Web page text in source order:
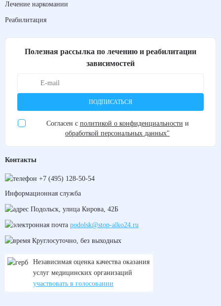
Лечение наркомании
Реабилитация
Полезная рассылка по лечению и реабилитации
зависимостей
ПОДПИСАТЬСЯ
Согласен с политикой о конфиденциальности и
обработкой персональных данных"
Контакты
+7 (495) 128-50-54
Информационная служба
Подольск, улица Кирова, 42Б
podolsk@stop-alko24.ru
Круглосуточно, без выходных
Независимая оценка качества оказания
услуг медицинских организаций
участвовать в голосовании